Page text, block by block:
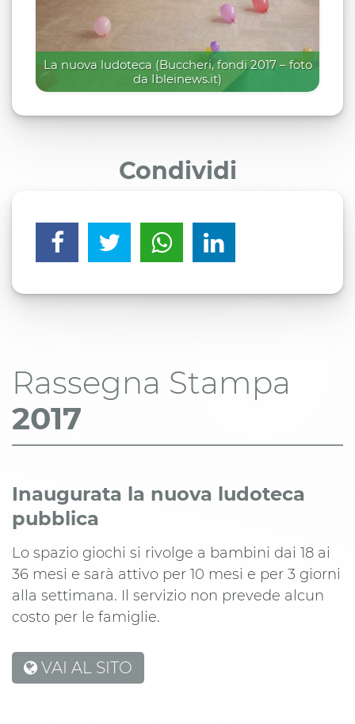
La nuova ludoteca (Buccheri, fondi 2017 – foto
da Ibleinews.it)
Condividi
Rassegna Stampa
2017
Inaugurata la nuova ludoteca
pubblica
Lo spazio giochi si rivolge a bambini dai 18 ai
36 mesi e sarà attivo per 10 mesi e per 3 giorni
alla settimana. Il servizio non prevede alcun
costo per le famiglie.
VAI AL SITO